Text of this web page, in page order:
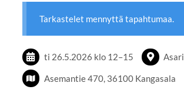
Tarkastelet mennyttä tapahtumaa.
ti 26.5.2026 klo 12–15 Asari
Asemantie 470, 36100 Kangasala